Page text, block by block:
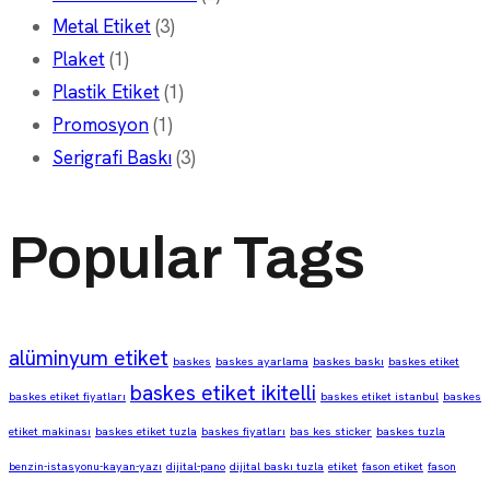
Metal Etiket(3)
Plaket(1)
Plastik Etiket(1)
Promosyon(1)
Serigrafi Baskı(3)
Popular Tags
alüminyum etiket baskes baskes ayarlama baskes baskı baskes etiket
baskes etiket fiyatları baskes etiket ikitelli baskes etiket istanbul baskes
etiket makinası baskes etiket tuzla baskes fiyatları bas kes sticker baskes tuzla
benzin-istasyonu-kayan-yazı dijital-pano dijital baskı tuzla etiket fason etiket fason